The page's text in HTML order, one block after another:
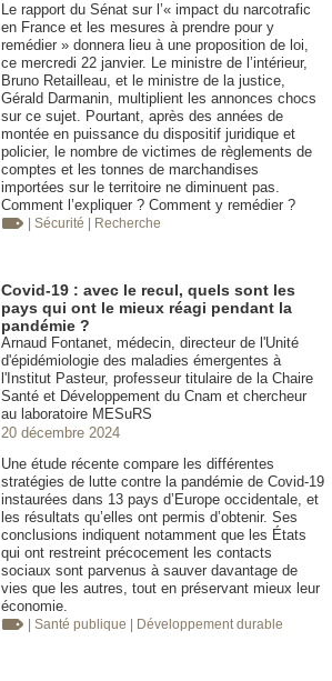
Le rapport du Sénat sur l’« impact du narcotrafic
en France et les mesures à prendre pour y
remédier » donnera lieu à une proposition de loi,
ce mercredi 22 janvier. Le ministre de l’intérieur,
Bruno Retailleau, et le ministre de la justice,
Gérald Darmanin, multiplient les annonces chocs
sur ce sujet. Pourtant, après des années de
montée en puissance du dispositif juridique et
policier, le nombre de victimes de règlements de
comptes et les tonnes de marchandises
importées sur le territoire ne diminuent pas.
Comment l’expliquer ? Comment y remédier ?
| Sécurité | Recherche
Covid-19 : avec le recul, quels sont les
pays qui ont le mieux réagi pendant la
pandémie ?
Arnaud Fontanet, médecin, directeur de l'Unité
d'épidémiologie des maladies émergentes à
l'Institut Pasteur, professeur titulaire de la Chaire
Santé et Développement du Cnam et chercheur
au laboratoire MESuRS
20 décembre 2024
Une étude récente compare les différentes
stratégies de lutte contre la pandémie de Covid-19
instaurées dans 13 pays d’Europe occidentale, et
les résultats qu’elles ont permis d’obtenir. Ses
conclusions indiquent notamment que les États
qui ont restreint précocement les contacts
sociaux sont parvenus à sauver davantage de
vies que les autres, tout en préservant mieux leur
économie.
| Santé publique | Développement durable